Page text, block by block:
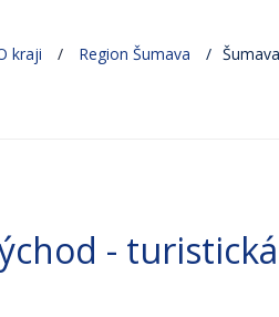
kraji Region Šumava
-